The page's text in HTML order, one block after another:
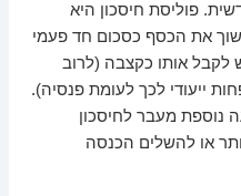
פוליסת חיסכון היא
את הכסף כסכום חד פעמי
לקבל אותו כקצבה (לרוב
ייעודי לכך לעומת פנסיה).
נוספת מעבר לחיסכון
או להשלים הכנסה